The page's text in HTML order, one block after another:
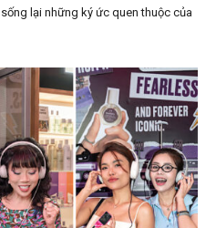
lại những ký ức quen thuộc của